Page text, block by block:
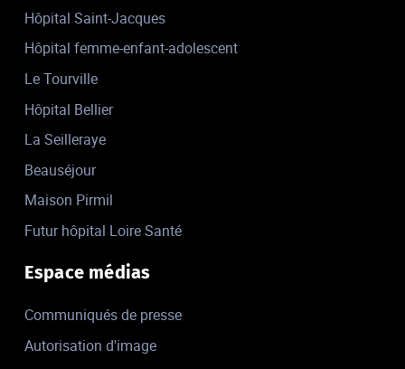
Hôpital Saint-Jacques
Hôpital femme-enfant-adolescent
Le Tourville
Hôpital Bellier
La Seilleraye
Beauséjour
Maison Pirmil
Futur hôpital Loire Santé
Espace médias
Communiqués de presse
Autorisation d'image